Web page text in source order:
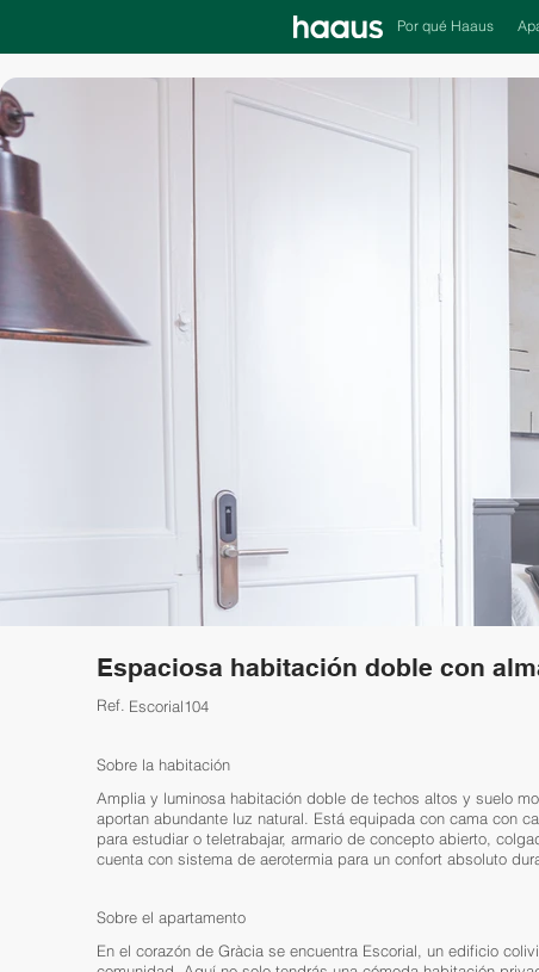
Por qué Haaus
Espaciosa habitación doble con
Escorial104
Ref.
Sobre la habitación
Amplia y luminosa habitación doble de techos altos y suelo
aportan abundante luz natural. Está equipada con cama con
para estudiar o teletrabajar, armario de concepto abierto,
cuenta con sistema de aerotermia para un confort absoluto
Sobre el apartamento
En el corazón de Gràcia se encuentra Escorial, un edificio